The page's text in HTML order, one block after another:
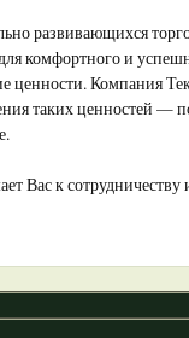
развивающихся
комфортного и
ценности. Компания
таких ценностей —
Вас к сотрудничеству